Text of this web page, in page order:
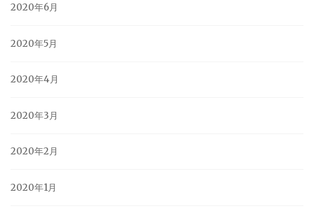
2020年6月
2020年5月
2020年4月
2020年3月
2020年2月
2020年1月